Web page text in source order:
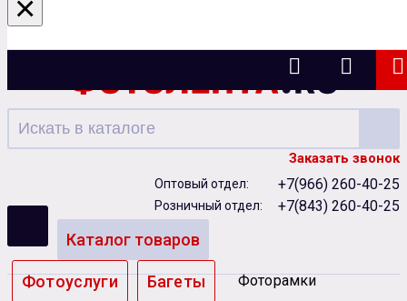
Казань
Заказать звонок
Оптовый отдел: +7(966) 260-40-25
Розничный отдел: +7(843) 260-40-25
Каталог товаров
Фотоуслуги Багеты Фоторамки
×